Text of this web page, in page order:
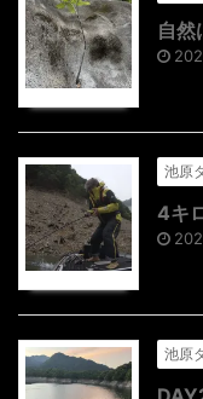
自然
池原
4キ
池原